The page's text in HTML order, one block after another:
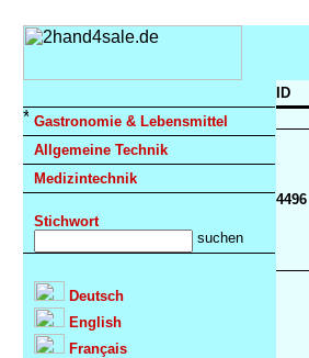
Gastronomie & Lebensmittel
Allgemeine Technik
Medizintechnik
Stichwort
Deutsch
English
Français
ID
4496